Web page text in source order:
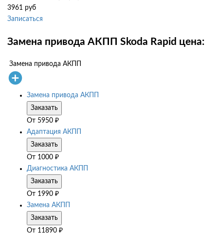
3961 руб
Записаться
Замена привода АКПП Skoda Rapid цена:
Замена привода АКПП
Замена привода АКПП
Заказать
От 5950 ₽
Адаптация АКПП
Заказать
От 1000 ₽
Диагностика АКПП
Заказать
От 1990 ₽
Замена АКПП
Заказать
От 11890 ₽